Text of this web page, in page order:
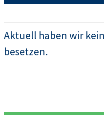
Aktuell haben wir
besetzen.